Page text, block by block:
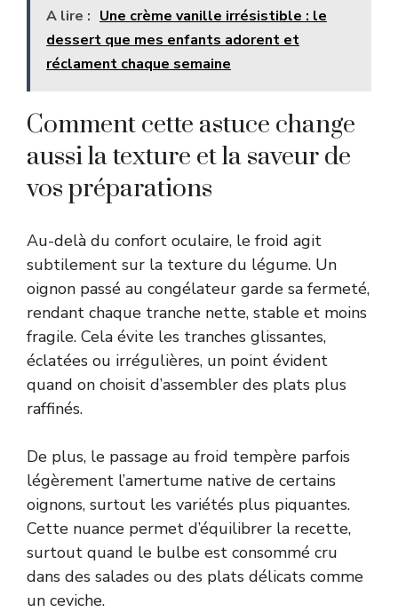
A lire : Une crème vanille irrésistible : le
dessert que mes enfants adorent et
réclament chaque semaine
Comment cette astuce change
aussi la texture et la saveur de
vos préparations
Au-delà du confort oculaire, le froid agit
subtilement sur la texture du légume. Un
oignon passé au congélateur garde sa fermeté,
rendant chaque tranche nette, stable et moins
fragile. Cela évite les tranches glissantes,
éclatées ou irrégulières, un point évident
quand on choisit d’assembler des plats plus
raffinés.
De plus, le passage au froid tempère parfois
légèrement l’amertume native de certains
oignons, surtout les variétés plus piquantes.
Cette nuance permet d’équilibrer la recette,
surtout quand le bulbe est consommé cru
dans des salades ou des plats délicats comme
un ceviche.